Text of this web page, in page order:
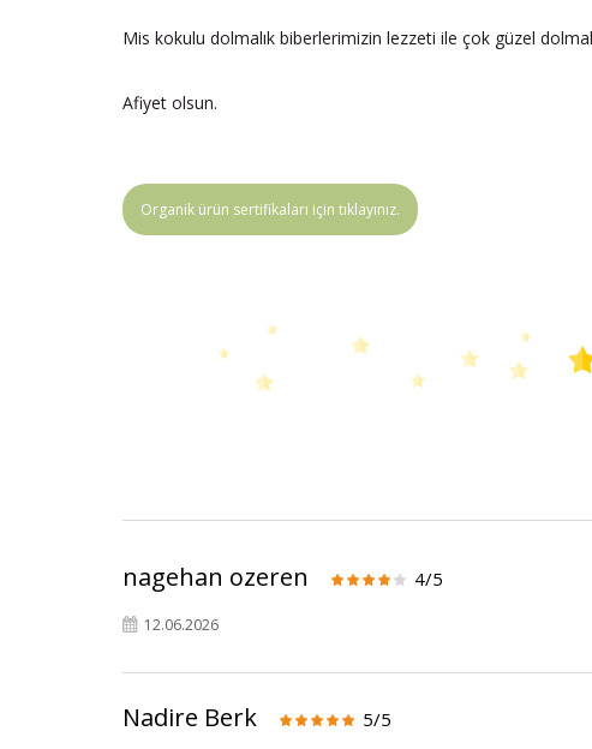
Mis kokulu dolmalık biberlerimizin lezzeti ile çok güzel
Afiyet olsun.
Organik ürün sertifikaları için tıklayınız.
nagehan ozeren 4/5
12.06.2026
Nadire Berk 5/5